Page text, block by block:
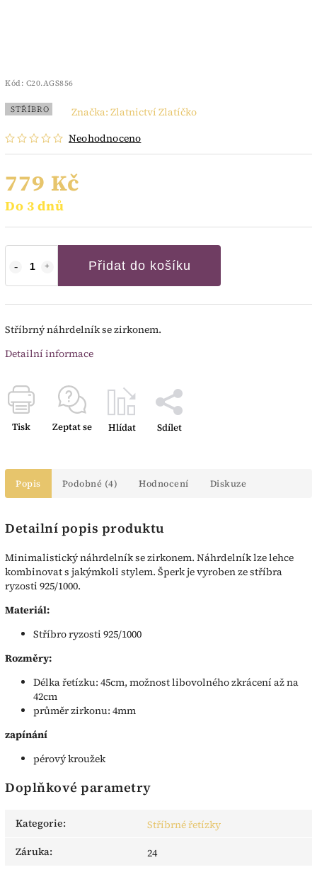
Kód: C20.AGS856
STŘÍBRO
Neohodnoceno
Značka: Zlatnictví Zlatíčko
779 Kč
Do 3 dnů
Přidat do košíku
Stříbrný náhrdelník se zirkonem.
Detailní informace
Tisk Zeptat se Hlídat Sdílet
Popis Podobné (4) Hodnocení Diskuze
Detailní popis produktu
Minimalistický náhrdelník se zirkonem. Náhrdelník lze lehce
kombinovat s jakýmkoli stylem. Šperk je vyroben ze stříbra
ryzosti 925/1000.
Materiál:
Stříbro ryzosti 925/1000
Rozměry:
Délka řetízku: 45cm, možnost libovolného zkrácení až na
42cm
průměr zirkonu: 4mm
zapínání
pérový kroužek
Doplňkové parametry
Kategorie:
Stříbrné řetízky
Záruka: 24